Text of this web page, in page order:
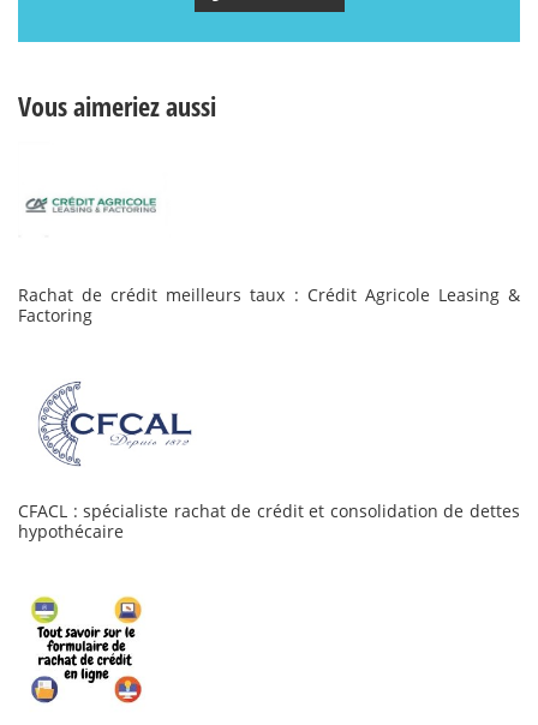
Vous aimeriez aussi
Rachat de crédit meilleurs taux : Crédit Agricole Leasing &
Factoring
CFACL : spécialiste rachat de crédit et consolidation de dettes
hypothécaire